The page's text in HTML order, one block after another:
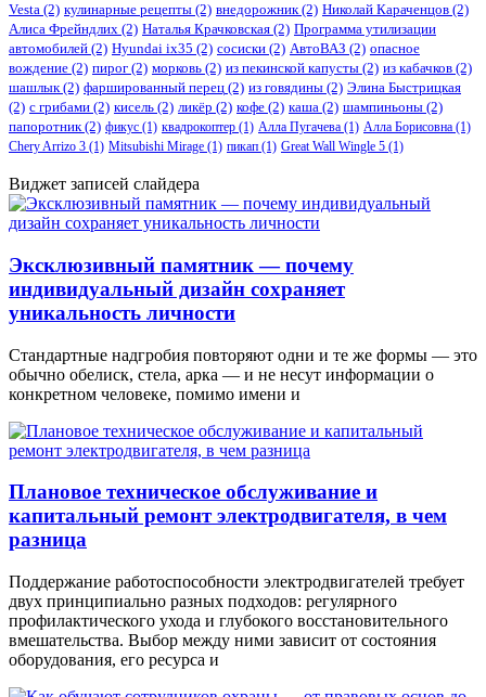
Vesta (2) кулинарные рецепты (2) внедорожник(2) Николай Караченцов (2)
Алиса Фрейндлих (2) Наталья Крачковская (2) Программа утилизации
автомобилей (2) ​Hyundai ix35 (2) сосиски (2) АвтоВАЗ (2) опасное
вождение (2) пирог (2) морковь (2) из пекинской капусты (2) из кабачков (2)
шашлык(2) фаршированный перец (2) из говядины (2) Элина Быстрицкая
(2) с грибами (2) кисель (2) ликёр (2) кофе (2) каша (2) шампиньоны (2)
папоротник(2) фикус (1) квадрокоптер (1) Алла Пугачева (1) Алла Борисовна (1)
Chery Arrizo 3 (1) Mitsubishi Mirage (1) пикап (1) Great Wall Wingle 5 (1)
Виджет записей слайдера
Эксклюзивный памятник — почему
индивидуальный дизайн сохраняет
уникальность личности
Стандартные надгробия повторяют одни и те же формы — это
обычно обелиск, стела, арка — и не несут информации о
конкретном человеке, помимо имени и
Плановое техническое обслуживание и
капитальный ремонт электродвигателя, в чем
разница
Поддержание работоспособности электродвигателей требует
двух принципиально разных подходов: регулярного
профилактического ухода и глубокого восстановительного
вмешательства. Выбор между ними зависит от состояния
оборудования, его ресурса и